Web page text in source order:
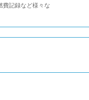
費記録など様々な